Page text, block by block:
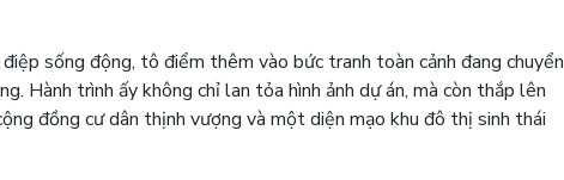
sống động, tô điểm thêm vào bức tranh toàn cảnh đang chuyển
Hành trình ấy không chỉ lan tỏa hình ảnh dự án, mà còn thắp lên
đồng cư dân thịnh vượng và một diện mạo khu đô thị sinh thái